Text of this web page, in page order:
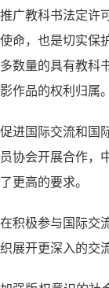
推广教科书法定许
使命，也是切实保
多数量的具有教科
影作品的权利归属
促进国际交流和国
员协会开展合作，
了更高的要求。
在积极参与国际交
织展开更深入的交